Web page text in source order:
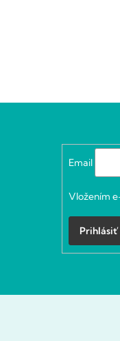
Email
Vložením
Prihlásiť